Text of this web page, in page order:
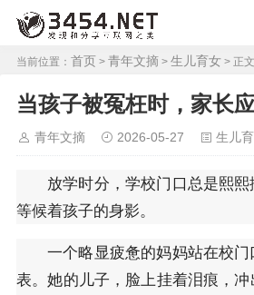
当前位置： 首页 > 青年文摘 > 生儿育女 > 正
当孩子被冤枉时，家长
青年文摘 2026-05-27 生儿
放学时分，学校门口总是熙
等候着孩子的身影。
一个略显疲惫的妈妈站在校
表。她的儿子，脸上挂着泪痕，